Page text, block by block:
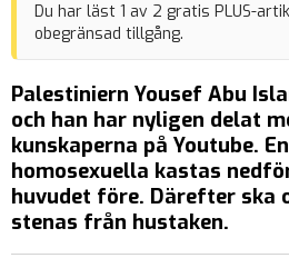
Du har läst 1 av 2 gratis PLUS-
obegränsad tillgång.
Palestiniern Yousef Abu
och han har nyligen delat
kunskaperna på Youtube.
homosexuella kastas
huvudet före. Därefter ska
stenas från hustaken.